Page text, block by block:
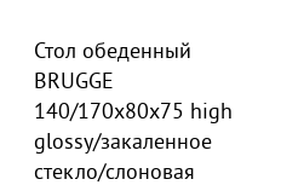
Стол обеденный
BRUGGE
140/170х80х75 high
glossy/закаленное
стекло/слоновая